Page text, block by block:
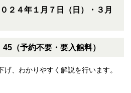
２４年１月７日（日）・３月
45 （予約不要・要入館料）
、わかりやすく解説を行います。